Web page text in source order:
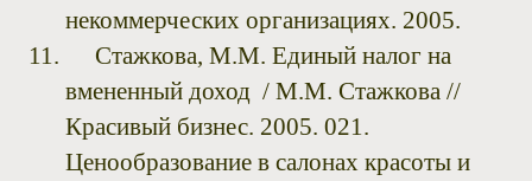
некоммерческих организациях. 2005.
Стажкова, М.М. Единый налог на
вмененный доход / М.М. Стажкова //
Красивый бизнес. 2005. 021.
Ценообразование в салонах красоты и